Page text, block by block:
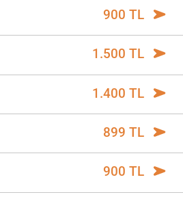
900 TL
1.500 TL
1.400 TL
899 TL
900 TL